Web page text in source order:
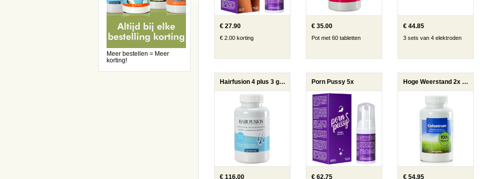
Meer bestellen = Meer
korting!
€ 27.90
€ 2.00 korting
€ 35.00
Pot met 60 tabletten
€ 44.85
3 sets van 4 elektroden
Hairfusion 4 plus 3 gratis
€ 116.00
Porn Pussy 5x
€ 62.75
Hoge Weerstand 2x (Colostrum)
€ 54.95